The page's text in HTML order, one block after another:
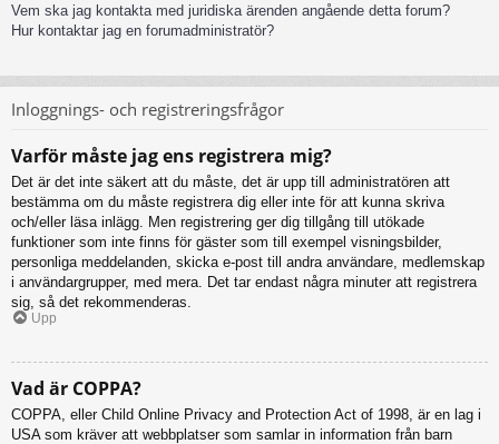
Vem ska jag kontakta med juridiska ärenden angående detta forum?
Hur kontaktar jag en forumadministratör?
Inloggnings- och registreringsfrågor
Varför måste jag ens registrera mig?
Det är det inte säkert att du måste, det är upp till administratören att
bestämma om du måste registrera dig eller inte för att kunna skriva
och/eller läsa inlägg. Men registrering ger dig tillgång till utökade
funktioner som inte finns för gäster som till exempel visningsbilder,
personliga meddelanden, skicka e-post till andra användare, medlemskap
i användargrupper, med mera. Det tar endast några minuter att registrera
sig, så det rekommenderas.
Upp
Vad är COPPA?
COPPA, eller Child Online Privacy and Protection Act of 1998, är en lag i
USA som kräver att webbplatser som samlar in information från barn